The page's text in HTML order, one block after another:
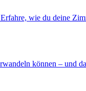
wie du deine
können – und